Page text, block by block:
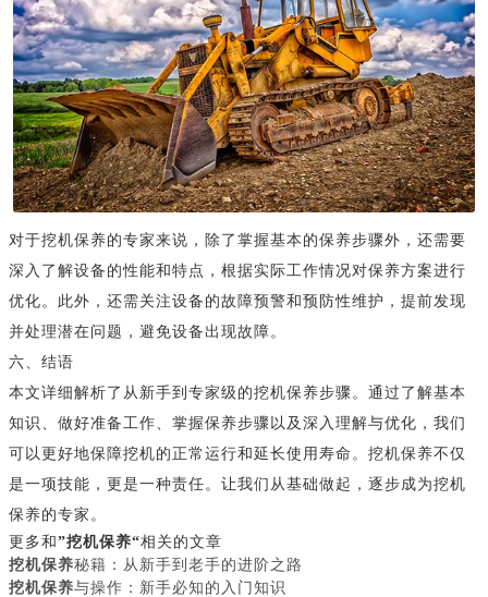
对于挖机保养的专家来说，除了掌握基本的保养步骤外，还需要
深入了解设备的性能和特点，根据实际工作情况对保养方案进行
优化。此外，还需关注设备的故障预警和预防性维护，提前发现
并处理潜在问题，避免设备出现故障。
六、结语
本文详细解析了从新手到专家级的挖机保养步骤。通过了解基本
知识、做好准备工作、掌握保养步骤以及深入理解与优化，我们
可以更好地保障挖机的正常运行和延长使用寿命。挖机保养不仅
是一项技能，更是一种责任。让我们从基础做起，逐步成为挖机
保养的专家。
更多和 ”挖机保养“相关的文章
挖机保养秘籍：从新手到老手的进阶之路
挖机保养与操作：新手必知的入门知识